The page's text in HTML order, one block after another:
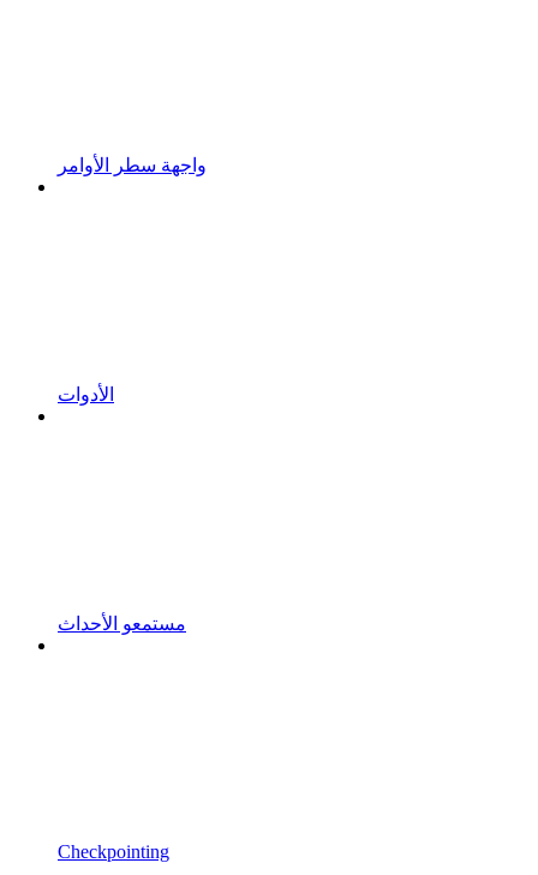
واجهة سطر الأوامر
الأدوات
مستمعو الأحداث
Checkpointing